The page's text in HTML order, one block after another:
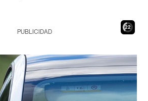
21
PUBLICIDAD